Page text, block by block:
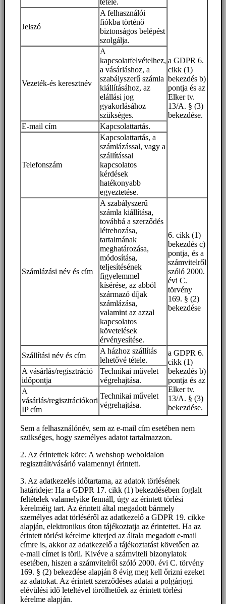
a GDPR 6.
cikk (1)
bekezdés b)
pontja és az
Elker tv.
13/A. § (3)
bekezdése.
Jelszó
A felhasználói
fiókba történő
biztonságos belépést
szolgálja.
Vezeték-és keresztnév
A
kapcsolatfelvételhez,
a vásárláshoz, a
szabályszerű számla
kiállításához, az
elállási jog
gyakorlásához
szükséges.
E-mail cím
Kapcsolattartás.
Telefonszám
Kapcsolattartás, a
számlázással, vagy a
szállítással
kapcsolatos
kérdések
hatékonyabb
egyeztetése.
Számlázási név és cím
A szabályszerű
számla kiállítása,
továbbá a szerződés
létrehozása,
tartalmának
meghatározása,
módosítása,
teljesítésének
figyelemmel
kísérése, az abból
származó díjak
számlázása,
valamint az azzal
kapcsolatos
követelések
érvényesítése.
6. cikk (1)
bekezdés c)
pontja, és a
számvitelről
szóló 2000.
évi C.
törvény
169. § (2)
bekezdése
Szállítási név és cím
A házhoz szállítás
lehetővé tétele.
a GDPR 6.
cikk (1)
bekezdés b)
pontja és az
Elker tv.
13/A. § (3)
bekezdése.
A vásárlás/regisztráció
időpontja
Technikai művelet
végrehajtása.
A
vásárlás/regisztrációkori
IP cím
Technikai művelet
végrehajtása.
Sem a felhasználónév, sem az e-mail cím esetében nem
szükséges, hogy személyes adatot tartalmazzon.
2. Az érintettek köre: A webshop weboldalon
regisztrált/vásárló valamennyi érintett.
3. Az adatkezelés időtartama, az adatok törlésének
határideje: Ha a GDPR 17. cikk (1) bekezdésében foglalt
feltételek valamelyike fennáll, úgy az érintett törlési
kérelméig tart. Az érintett által megadott bármely
személyes adat törléséről az adatkezelő a GDPR 19. cikke
alapján, elektronikus úton tájékoztatja az érintettet. Ha az
érintett törlési kérelme kiterjed az általa megadott e-mail
címre is, akkor az adatkezelő a tájékoztatást követően az
e-mail címet is törli. Kivéve a számviteli bizonylatok
esetében, hiszen a számvitelről szóló 2000. évi C. törvény
169. § (2) bekezdése alapján 8 évig meg kell őrizni ezeket
az adatokat. Az érintett szerződéses adatai a polgárjogi
elévülési idő leteltével törölhetőek az érintett törlési
kérelme alapján.